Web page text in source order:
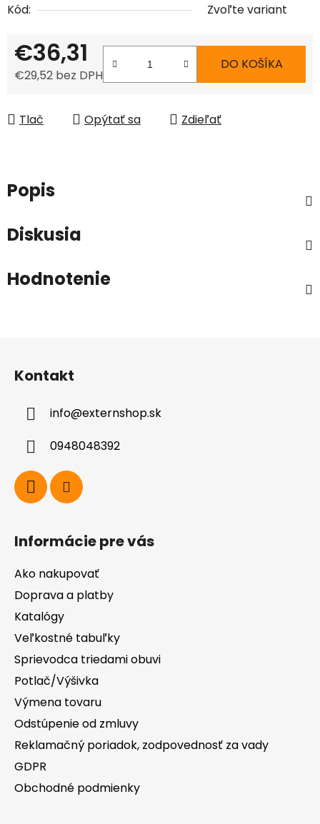
Kód:
Zvoľte variant
€36,31
€29,52 bez DPH
DO KOŠÍKA
Tlač Opýtať sa Zdieľať
Popis
Diskusia
Hodnotenie
Kontakt
info@externshop.sk
0948048392
Informácie pre vás
Ako nakupovať
Doprava a platby
Katalógy
Veľkostné tabuľky
Sprievodca triedami obuvi
Potlač/Výšivka
Výmena tovaru
Odstúpenie od zmluvy
Reklamačný poriadok, zodpovednosť za vady
GDPR
Obchodné podmienky